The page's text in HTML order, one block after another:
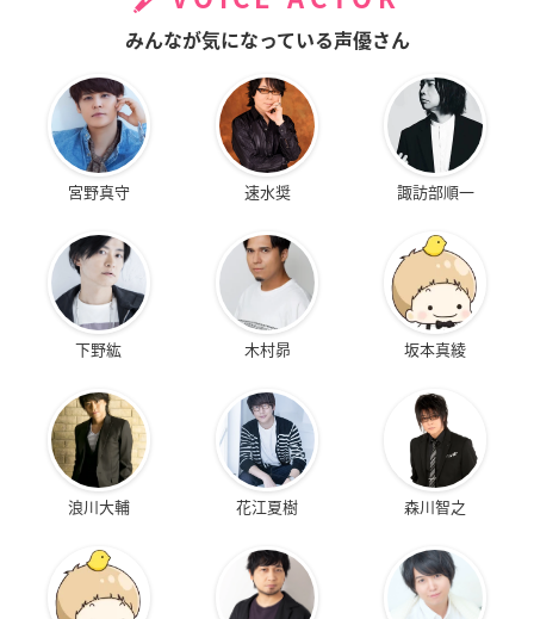
みんなが気になっている声優さん
宮野真守 速水奨 諏訪部順一
下野紘 木村昴 坂本真綾
浪川大輔 花江夏樹 森川智之